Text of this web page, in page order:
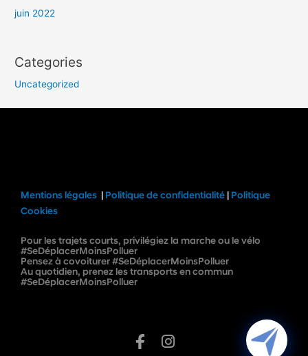
juin 2022
Categories
Uncategorized
Mentions légales | Politique de confidentialité | Politique
Cookies
Pour les trajets courts, privilégiez la marche ou le vélo
#SeDéplacerMoinsPolluer
Pensez à covoiturer #SeDéplacerMoinsPolluer
Au quotidien, prenez les transports en commun
#SeDéplacerMoinsPolluer
s